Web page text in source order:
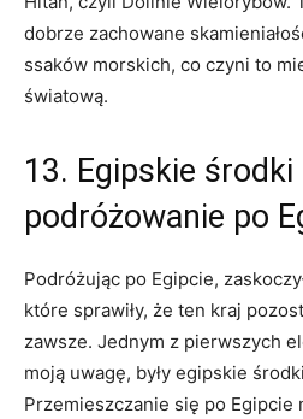
dobrze zachowane
ssaków morskich, ​co czyni to
światową.
13. Egipskie
podróżowanie po
Podróżując po ​Egipcie,
które‌ sprawiły, że ten kraj
zawsze. Jednym z pierwszych
moją uwagę, były egipskie
‍Przemieszczanie⁤ się po Egipcie